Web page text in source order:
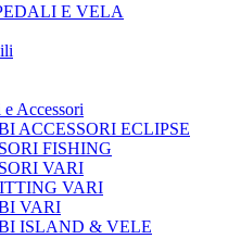
E VELA
Accessori
ACCESSORI ECLIPSE
FISHING
VARI
VARI
VARI
ISLAND & VELE